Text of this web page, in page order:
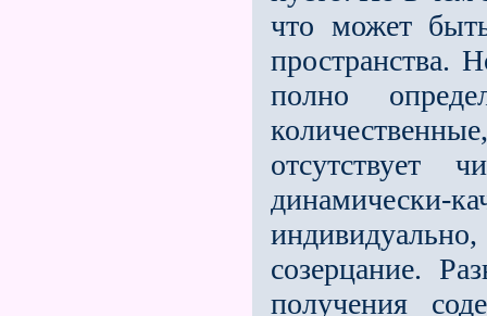
что может
пространства.
полно
отсутствует
динамически-
созерцание.
получения